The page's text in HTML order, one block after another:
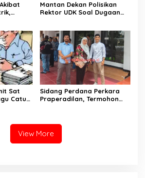
Mantan Dekan Polisikan
Rektor UDK Soal Dugaan
Sat
Catut
Sidang Perdana Perkara
Praperadilan, Termohon
View More